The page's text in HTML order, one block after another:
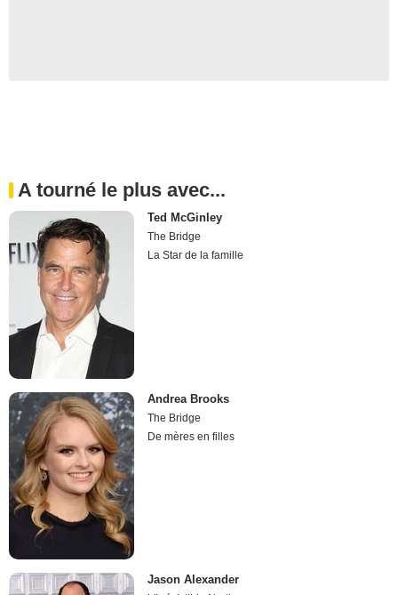
A tourné le plus avec...
Ted McGinley
The Bridge
La Star de la famille
Andrea Brooks
The Bridge
De mères en filles
Jason Alexander